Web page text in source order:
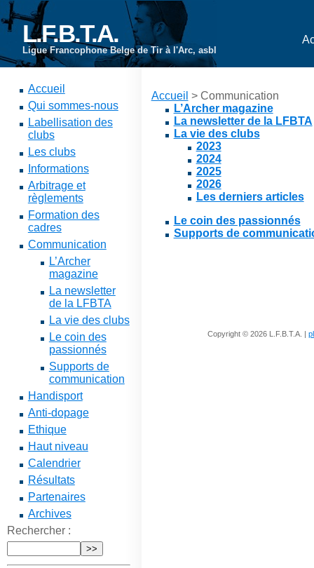
L.F.B.T.A.
Ligue Francophone Belge de Tir à l'Arc, asbl
Accueil
Qui sommes-nous
Labellisation des
clubs
Les clubs
Informations
Arbitrage et
règlements
Formation des
cadres
Communication
L’Archer
magazine
La newsletter
de la LFBTA
La vie des clubs
Le coin des
passionnés
Supports de
communication
Handisport
Anti-dopage
Ethique
Haut niveau
Calendrier
Résultats
Partenaires
Archives
Rechercher :
Accueil > Communication
L’Archer magazine
La newsletter de la LFBTA
La vie des clubs
2023
2024
2025
2026
Les derniers articles
Le coin des passionnés
Supports de
Copyright © 2026 L.F.B.T.A. |